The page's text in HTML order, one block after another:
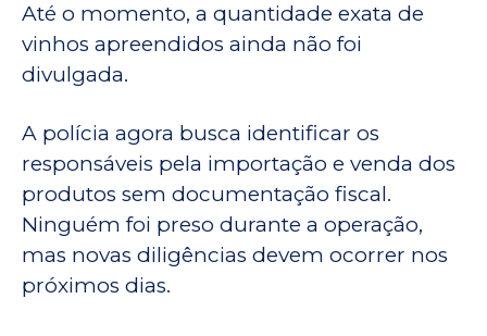
Até o momento, a quantidade exata de
vinhos apreendidos ainda não foi
divulgada.
A polícia agora busca identificar os
responsáveis pela importação e venda dos
produtos sem documentação fiscal.
Ninguém foi preso durante a operação,
mas novas diligências devem ocorrer nos
próximos dias.